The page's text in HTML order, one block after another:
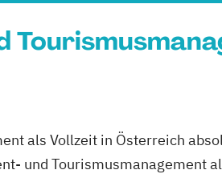
als Vollzeit in Österreich
und Tourismusmanagement